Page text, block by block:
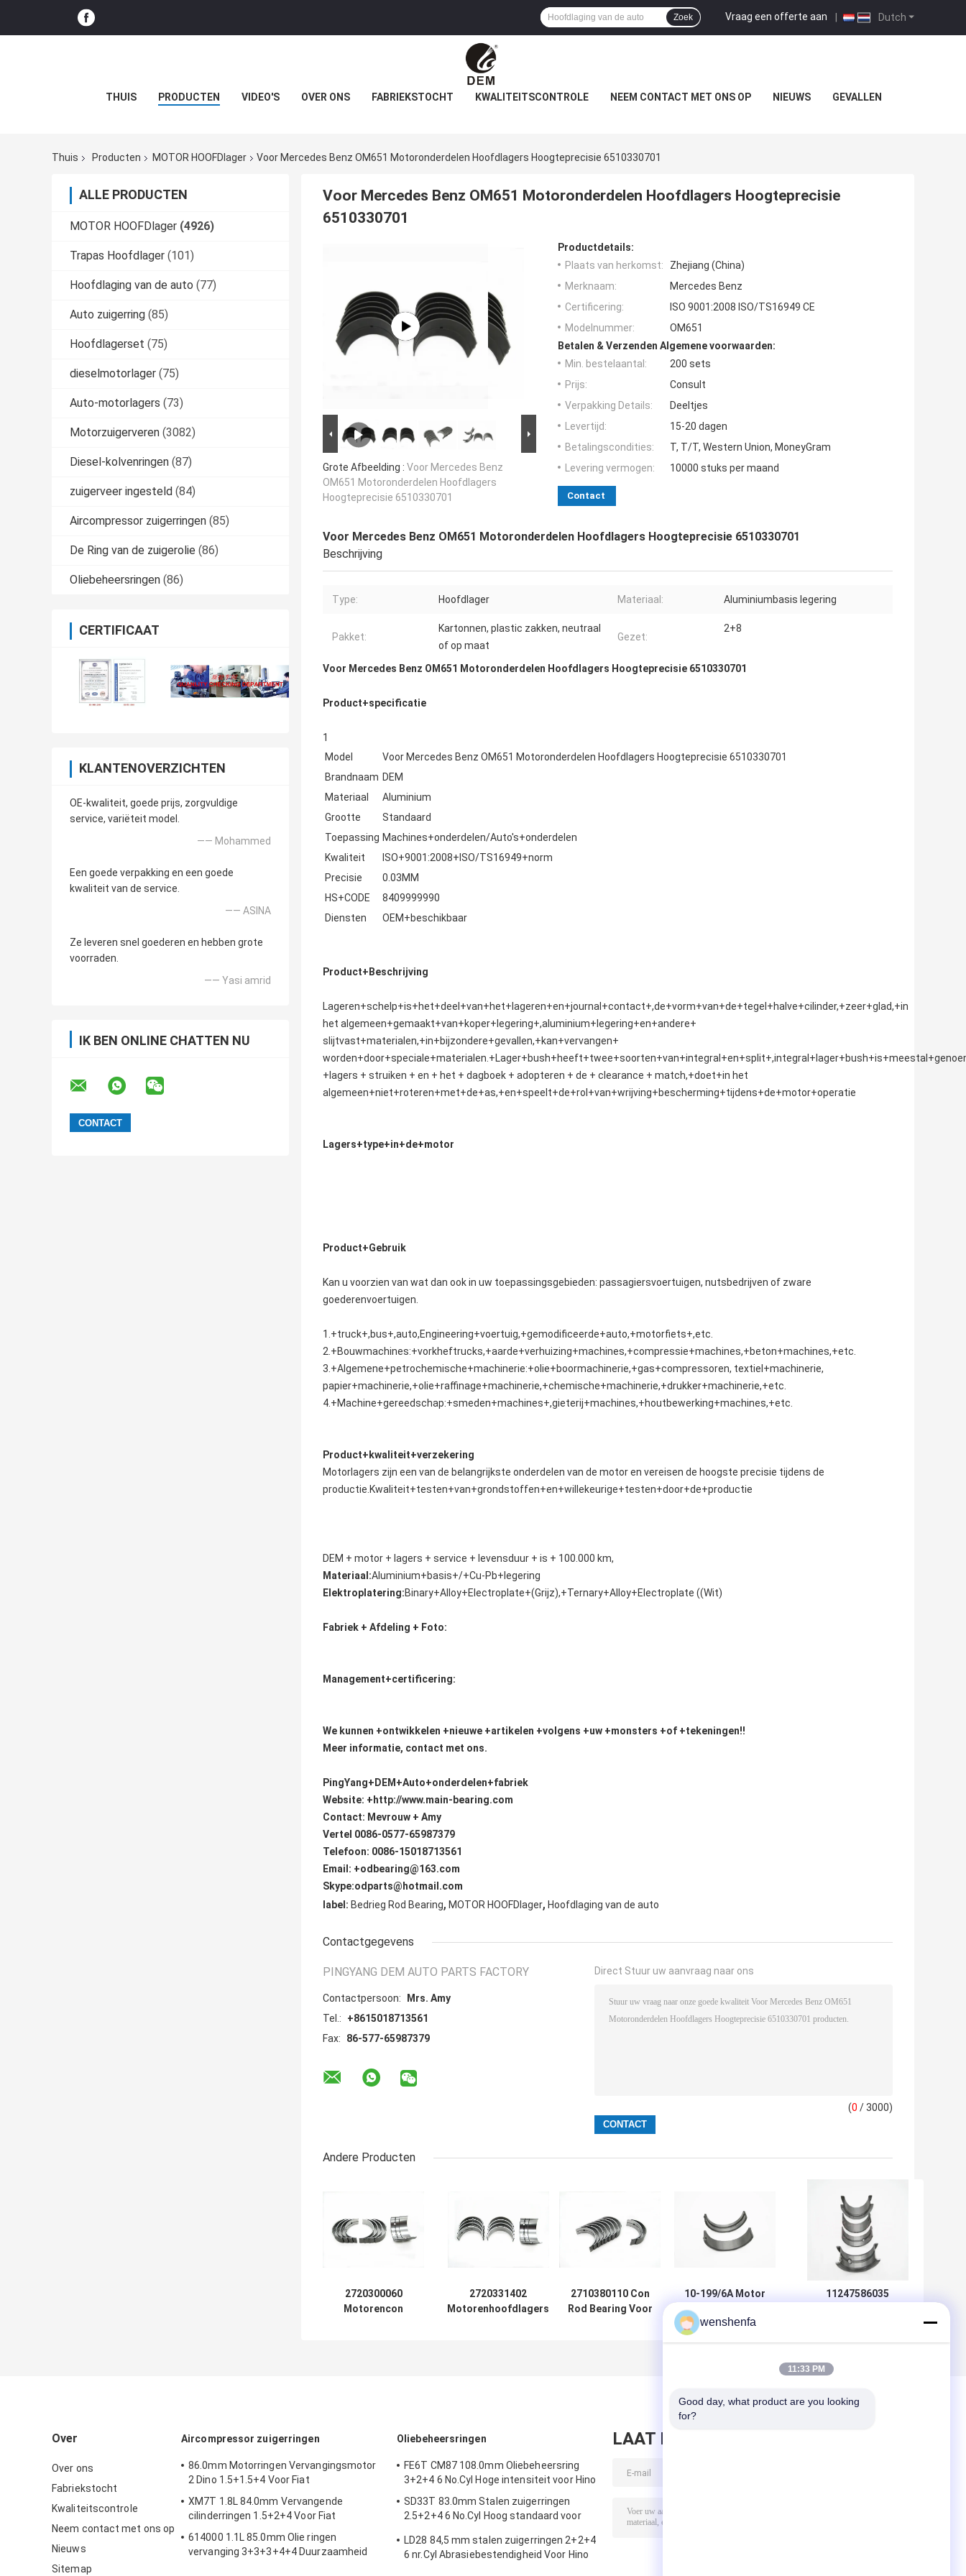
Dutch
Vraag een offerte aan |
Zoek
THUIS PRODUCTEN VIDEO'S OVER ONS FABRIEKSTOCHT KWALITEITSCONTROLE NEEM CONTACT MET ONS OP NIEUWS GEVALLEN
Thuis Producten MOTOR HOOFDlager Voor Mercedes Benz OM651 Motoronderdelen Hoofdlagers Hoogteprecisie 6510330701
ALLE PRODUCTEN
MOTOR HOOFDlager (4926)
Trapas Hoofdlager (101)
Hoofdlaging van de auto (77)
Auto zuigerring (85)
Hoofdlagerset (75)
dieselmotorlager (75)
Auto-motorlagers (73)
Motorzuigerveren (3082)
Diesel-kolvenringen (87)
zuigerveer ingesteld (84)
Aircompressor zuigerringen (85)
De Ring van de zuigerolie (86)
Oliebeheersringen (86)
CERTIFICAAT
KLANTENOVERZICHTEN
OE-kwaliteit, goede prijs, zorgvuldige
service, variëteit model.
—— Mohammed
Een goede verpakking en een goede
kwaliteit van de service.
—— ASINA
Ze leveren snel goederen en hebben grote
voorraden.
—— Yasi amrid
IK BEN ONLINE CHATTEN NU
Voor Mercedes Benz OM651 Motoronderdelen Hoofdlagers Hoogteprecisie
6510330701
Grote Afbeelding : Voor Mercedes Benz
OM651 Motoronderdelen Hoofdlagers
Hoogteprecisie 6510330701
Productdetails:
Plaats van herkomst:
Zhejiang (China)
Merknaam:
Mercedes Benz
Certificering:
ISO 9001:2008 ISO/TS16949 CE
Modelnummer:
OM651
Betalen & Verzenden Algemene voorwaarden:
Min. bestelaantal:
200 sets
Prijs:
Consult
Verpakking Details:
Deeltjes
Levertijd:
15-20 dagen
Betalingscondities:
T, T/T, Western Union, MoneyGram
Levering vermogen:
10000 stuks per maand
Contact
Voor Mercedes Benz OM651 Motoronderdelen Hoofdlagers Hoogteprecisie 6510330701
Beschrijving
Type: Hoofdlager Materiaal: Aluminiumbasis legering
Pakket:
Kartonnen, plastic zakken, neutraal
of op maat
Gezet:
2+8
Voor Mercedes Benz OM651 Motoronderdelen Hoofdlagers Hoogteprecisie 6510330701
Product+specificatie
1
Model
Voor Mercedes Benz OM651 Motoronderdelen Hoofdlagers Hoogteprecisie 6510330701
Brandnaam DEM
Materiaal
Aluminium
Grootte
Standaard
Toepassing Machines+onderdelen/Auto's+onderdelen
Kwaliteit
ISO+9001:2008+ISO/TS16949+norm
Precisie
0.03MM
HS+CODE
8409999990
Diensten
OEM+beschikbaar
Product+Beschrijving
Lageren+schelp+is+het+deel+van+het+lageren+en+journal+contact+,de+vorm+van+de+tegel+halve+cilinder,+zeer+glad,+in
het algemeen+gemaakt+van+koper+legering+,aluminium+legering+en+andere+
slijtvast+materialen,+in+bijzondere+gevallen,+kan+vervangen+
+lagers + struiken + en + het + dagboek + adopteren + de + clearance + match,+doet+in het
algemeen+niet+roteren+met+de+as,+en+speelt+de+rol+van+wrijving+bescherming+tijdens+de+motor+operatie
Lagers+type+in+de+motor
Product+Gebruik
Kan u voorzien van wat dan ook in uw toepassingsgebieden: passagiersvoertuigen, nutsbedrijven of zware
goederenvoertuigen.
1.+truck+,bus+,auto,Engineering+voertuig,+gemodificeerde+auto,+motorfiets+,etc.
2.+Bouwmachines:+vorkheftrucks,+aarde+verhuizing+machines,+compressie+machines,+beton+machines,+etc.
3.+Algemene+petrochemische+machinerie:+olie+boormachinerie,+gas+compressoren, textiel+machinerie,
papier+machinerie,+olie+raffinage+machinerie,+chemische+machinerie,+drukker+machinerie,+etc.
4.+Machine+gereedschap:+smeden+machines+,gieterij+machines,+houtbewerking+machines,+etc.
Product+kwaliteit+verzekering
Motorlagers zijn een van de belangrijkste onderdelen van de motor en vereisen de hoogste precisie tijdens de
productie.Kwaliteit+testen+van+grondstoffen+en+willekeurige+testen+door+de+productie
DEM + motor + lagers + service + levensduur + is + 100.000 km,
Materiaal:Aluminium+basis+/+Cu-Pb+legering
Elektroplatering:Binary+Alloy+Electroplate+(Grijz),+Ternary+Alloy+Electroplate ((Wit)
Fabriek + Afdeling + Foto:
Management+certificering:
We kunnen +ontwikkelen +nieuwe +artikelen +volgens +uw +monsters +of +tekeningen!!
Meer informatie, contact met ons.
PingYang+DEM+Auto+onderdelen+fabriek
Website: + http://www.main-bearing.com
Contact: Mevrouw + Amy
Vertel 0086-0577-65987379
Telefoon: 0086-15018713561
Email: +odbearing@163.com
Skype:odparts@hotmail.com
label: Bedrieg Rod Bearing, MOTOR HOOFDlager, Hoofdlaging van de auto
Contactgegevens
PINGYANG DEM AUTO PARTS FACTORY
Contactpersoon:
Mrs. Amy
Tel.:
+8615018713561
Fax:
86-577-65987379
Direct Stuur uw aanvraag naar ons
(0 / 3000)
Andere Producten
2720300060
Motorencon
2720331402
Motorenhoofdlagers
2710380110 Con
Rod Bearing Voor
10-199/6A Motor
hoofdlager voor
Ford FALCON 221
11247586035
Over
Over ons
Fabriekstocht
Kwaliteitscontrole
Neem contact met ons op
Nieuws
Sitemap
Aircompressor zuigerringen
86.0mm Motorringen Vervangingsmotor
2 Dino 1.5+1.5+4 Voor Fiat
XM7T 1.8L 84.0mm Vervangende
cilinderringen 1.5+2+4 Voor Fiat
614000 1.1L 85.0mm Olie ringen
vervanging 3+3+3+4+4 Duurzaamheid
Oliebeheersringen
FE6T CM87 108.0mm Oliebeheersring
3+2+4 6 No.Cyl Hoge intensiteit voor Hino
SD33T 83.0mm Stalen zuigerringen
2.5+2+4 6 No.Cyl Hoog standaard voor
LD28 84,5 mm stalen zuigerringen 2+2+4
6 nr.Cyl Abrasiebestendigheid Voor Hino
LAAT BERICHT ACHTER
wenshenfa
11:33 PM
Good day, what product are you looking
for?